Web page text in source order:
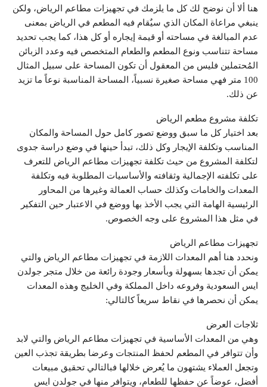
هنا ألا أن نوضح لك كل ما يلزمك في تجهيزات مطاعم الرياض، ولكن
ينبغي مراعاة المكان الذي سيٌقام فيه المطعم في الرياض بمعنى
عدم المبالغة في مساحته أو قيمة إيجاره أو كل هذا، كما يجب تحديد
مساحة تتناسب ونوع المطعم والطعام المتخصص فيه وعدد الزبائن
المُحتملين فليس من المعقول أن تكون المساحة على سبيل المثال
100 متر فهي مساحة صغيرة نسبياً، المساحة المناسبة نوعاً ما تزيد
عن ذلك.
تكلفة مشروع مطعم الرياض
بعد اختيار كل ما سبق ووضع تصور كامل حول المساحة والمكان
المناسب وتكلفة الإيجار وكل ذلك، تبدأ حينها في وضع دراسة جدوى
لتكلفة المشروع من حيث تكلفة تجهيزات مطاعم الرياض للتعرف
على تكلفته الإجمالية وثقافته والأساسيات المطلوبة فيه وتكلفة
المعدات والخامات وكذلك حساب العمالة وغيرها من المحاور
الرئيسية الهامة التي يجب الأخذ بها ووضع في الاعتبار حين التفكير
في مثل هذا المشروع على وجه الخصوص.
تجهيزات مطاعم الرياض
ونحدد هنا أهم المعدات اللازمة في تجهيزات مطاعم الرياض والتي
يمكن أن تجدها بسهولة وبأسعار وجودة رائعة من خلال متجر جولدن
ايس السعودية وفروعه داخل المملكة وفي الخليج وهذه المعدات
يمكن أن نحصرها في نقاط سريعاً كالتالي:
ثلاجات العرض
وهي من المعدات الأساسية في تجهيزات مطاعم الرياض والتي لابد
وأن تتوافر في المطعم لحفظ المنتجات وعرضا بطريقة تجذب العين
وتجعل العملاء يشتهون ما يُعرض خلالها فبالتالي تحقيق مبيعات
أفضل، عوضاً عن حفظها للطعام، ويتوافر منها في جولدن ايس